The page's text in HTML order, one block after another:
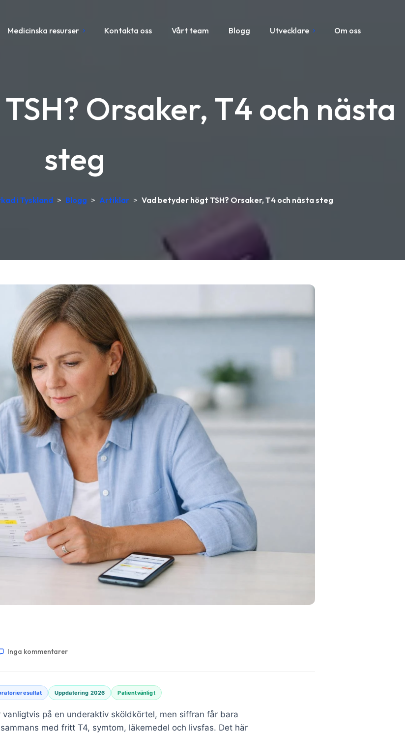
Medicinska resurser Kontakta oss Vårt team Blogg Utvecklare Om oss
Orsaker, T4 och nästa
steg
i Tyskland > Blogg > Artiklar > Vad betyder högt TSH? Orsaker, T4 och nästa steg
Inga kommentarer
Uppdatering 2026 Patientvänligt
på en underaktiv sköldkörtel, men siffran får bara
med fritt T4, symtom, läkemedel och livsfas. Det här